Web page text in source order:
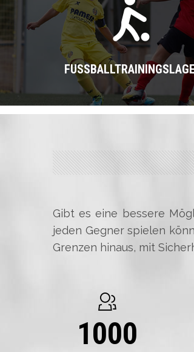
Gibt es eine bessere
jeden Gegner spielen
Grenzen hinaus, mit
1000